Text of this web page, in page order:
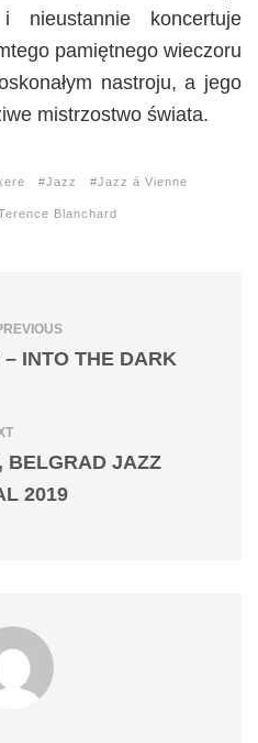
nieustannie koncertuje
pamiętnego wieczoru
nastroju, a jego
mistrzostwo świata.
Jazz Jazz á Vienne
Blanchard
– INTO THE DARK
BELGRAD JAZZ
2019